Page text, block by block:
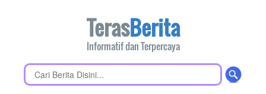
TerasBerita
Informatif dan Terpercaya